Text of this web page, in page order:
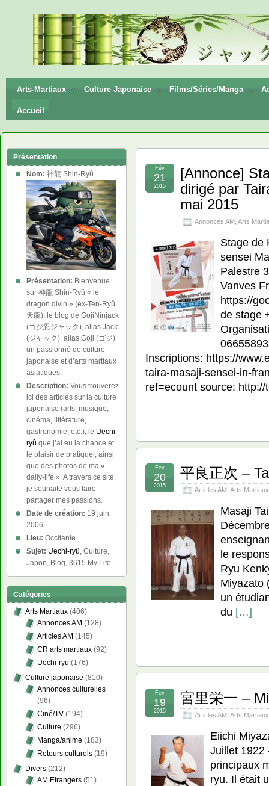
神龍
Shin-
Ryū
Arts-Martiaux Culture Japonaise Films/Séries/Manga
Accueil
[Annonce]
dirigé par
mai 2015
Annonces AM Arts
Fév
21
2015
Stage de
sensei
Palestre
Vanves
https://
de stage
Inscriptions: https://
taira-masaji-sensei-in-
ref=ecount source: http://
平良正次 –
Articles AM Arts Martiaux
Fév
20
2015
Masaji
le
Ryu
Miyazato
un
du […]
宮里栄一 –
Articles AM Arts Martiaux
Fév
19
2015
Eiichi
Juillet 1922
principaux
ryu. Il était
Présentation
Nom: 神龍 Shin-Ryû
Présentation: Bienvenue
sur 神龍 Shin-Ryû « le
dragon divin » (ex-Ten-Ryû
天龍), le blog de GojiNinjack
(ゴジ忍ジャック), alias Jack
(ジャック), alias Goji (ゴジ)
un passionné de culture
japonaise et d’arts martiaux
asiatiques.
Description: Vous trouverez
ici des articles sur la culture
japonaise (arts, musique,
cinéma, littérature,
gastronomie, etc.), le Uechi-
ryû que j’ai eu la chance et
le plaisir de pratiquer, ainsi
que des photos de ma «
daily-life ». A travers ce site,
je souhaite vous faire
partager mes passions.
Date de création: 19 juin
2006
Lieu: Occitanie
Sujet: Uechi-ryû, Culture,
Japon, Blog, 3615 My Life
Catégories
Arts Martiaux (406)
Annonces AM (128)
Articles AM (145)
CR arts martiaux (92)
Uechi-ryu (176)
Culture japonaise (810)
Annonces culturelles
(96)
Ciné/TV (194)
Culture (296)
Manga/anime (183)
Retours culturels (19)
Divers (212)
AM Etrangers (51)